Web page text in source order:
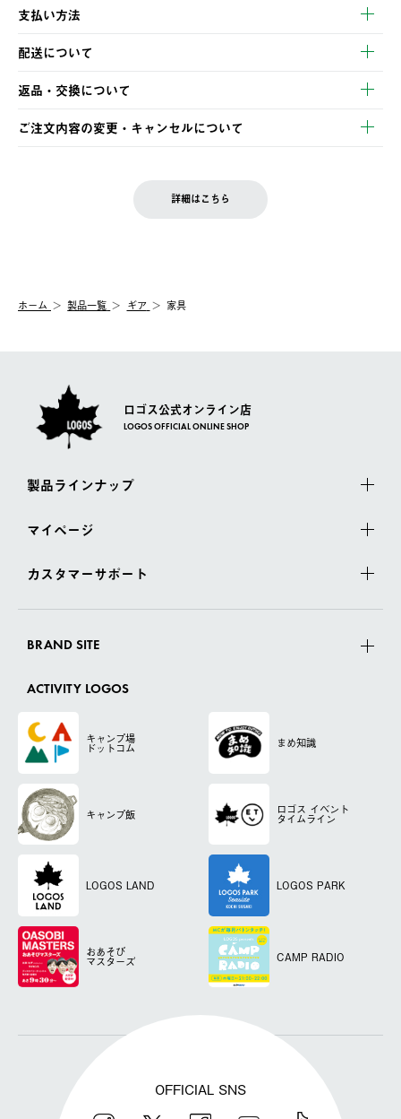
支払い方法
以下のいずれかの方法でお支払いいただけます。
・クレジットカード決済
・コンビニ決済
・Pay-easy決済
配送について
【発送スケジュール】
ご注文・ご入金完了より2営業日以内に商品を発送いたします。
土日祝の発送はございませんので、木曜日以降のご注文は週明け
の発送となる場合がございます。
【配送業者】
佐川急便にて配送されます。
返品・交換について
※お客様都合の場合
お客様都合の返品にかかる送料は、お客様ご負担とさせていただ
一度お手元の商品を返品いただき、ご希望商品を再注文してくだ
ご注文内容の変更・キャンセルについて
LOGOS FAMILY会員の方は、会員マイページ内 購入履歴画面に
詳細はこちら
ホーム 製品一覧 ギア 家具
ロゴス公式オンライン店
LOGOS OFFICIAL ONLINE SHOP
製品ラインナップ
マイページ
カスタマーサポート
BRAND SITE
ACTIVITY LOGOS
キャンプ場
ドットコム まめ知識
キャンプ飯 ロゴス イベント
タイムライン
LOGOS LAND LOGOS PARK
おあそび
マスターズ CAMP RADIO
OFFICIAL SNS